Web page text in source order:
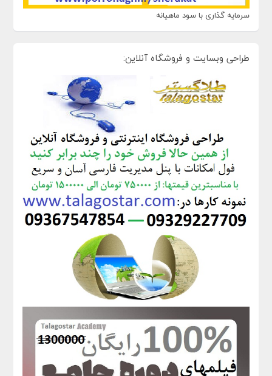
سرمایه گذاری با سود ماهیانه
طراحی وبسایت و فروشگاه آنلاین: